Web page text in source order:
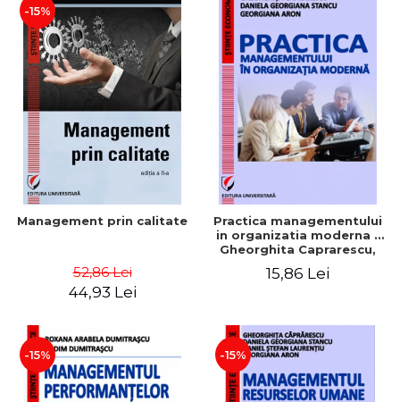
-15%
Management prin calitate
52,86 Lei
44,93 Lei
Practica managementului
in organizatia moderna -
Gheorghita Caprarescu,
Georgiana Aron
15,86 Lei
-15% -15%